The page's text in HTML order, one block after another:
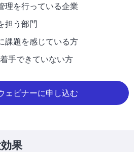
手できていない方
課題を感じている方
担う部門
理を行っている企業
ェビナーに申し込む
果